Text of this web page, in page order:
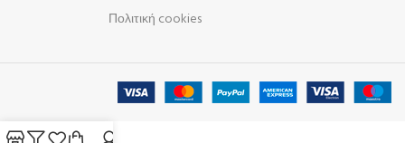
Πολιτική cookies